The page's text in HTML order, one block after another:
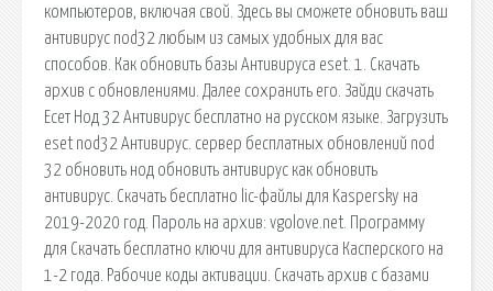
компьютеров, включая свой. Здесь вы сможете обновить ваш
антивирус nod32 любым из самых удобных для вас
способов. Как обновить базы Антивируса eset. 1. Скачать
архив с обновлениями. Далее сохранить его. Зайди скачать
Есет Нод 32 Антивирус бесплатно на русском языке. Загрузить
eset nod32 Антивирус. сервер бесплатных обновлений nod
32 обновить нод обновить антивирус как обновить
антивирус. Скачать бесплатно lic-файлы для Kaspersky на
2019-2020 год. Пароль на архив: vgolove.net. Программу
для Скачать бесплатно ключи для антивируса Касперского на
1-2 года. Рабочие коды активации. Скачать архив с базами